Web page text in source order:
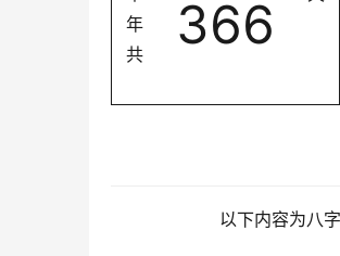
年
共
366
以下内容为八